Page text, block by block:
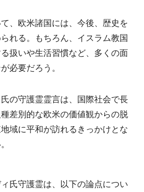
、欧米諸国には、今後、歴史を
れる。もちろん、イスラム教国
扱いや生活習慣など、多くの面
必要だろう。
の守護霊霊言は、国際社会で長
差別的な欧米の価値観からの脱
域に平和が訪れるきっかけとな
氏守護霊は、以下の論点につい